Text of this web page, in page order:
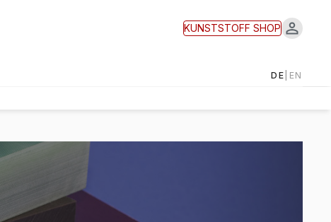
KUNSTSTOFF SHOP
DE EN